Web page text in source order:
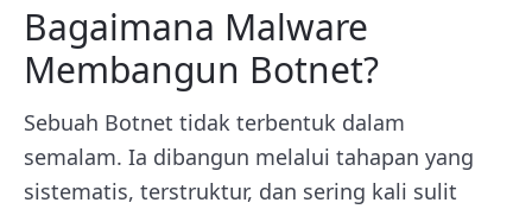
Bagaimana Malware
Membangun Botnet?
Sebuah Botnet tidak terbentuk dalam
semalam. Ia dibangun melalui tahapan yang
sistematis, terstruktur, dan sering kali sulit